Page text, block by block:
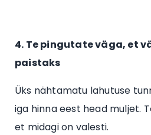
4. Te pingutate väga, et
paistaks
Üks nähtamatu lahutuse
iga hinna eest head muljet.
et midagi on valesti.